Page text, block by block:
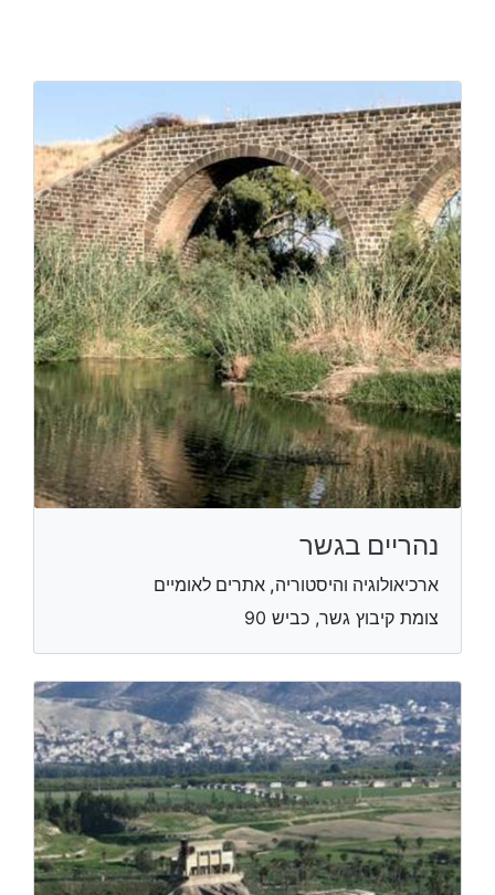
נהריים בגשר
ארכיאולוגיה והיסטוריה, אתרים לאומיים
צומת קיבוץ גשר, כביש 90